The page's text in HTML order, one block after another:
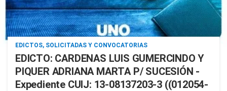
EDICTOS, SOLICITADAS Y CONVOCATORIAS
EDICTO: CARDENAS LUIS GUMERCINDO Y
PIQUER ADRIANA MARTA P/ SUCESIÓN -
Expediente CUIJ: 13-08137203-3 ((012054-